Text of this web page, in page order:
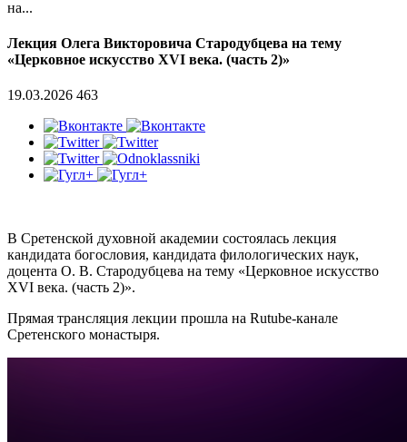
на...
Лекция Олега Викторовича Стародубцева на тему
«Церковное искусство XVI века. (часть 2)»
19.03.2026 463
В Сретенской духовной академии состоялась лекция
кандидата богословия, кандидата филологических наук,
доцента О. В. Стародубцева на тему «Церковное искусство
XVI века. (часть 2)».
Прямая трансляция лекции прошла на Rutube-канале
Сретенского монастыря.